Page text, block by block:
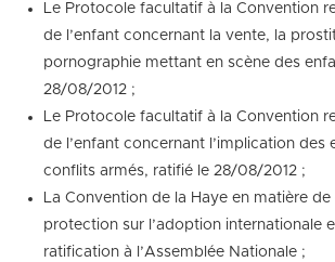
Le Protocole facultatif à la Convention
de l’enfant concernant la vente, la
pornographie mettant en scène des
28/08/2012 ;
Le Protocole facultatif à la Convention
de l’enfant concernant l’implication des
conflits armés, ratifié le 28/08/2012 ;
La Convention de la Haye en matière
protection sur l’adoption internationale
ratification à l’Assemblée Nationale ;